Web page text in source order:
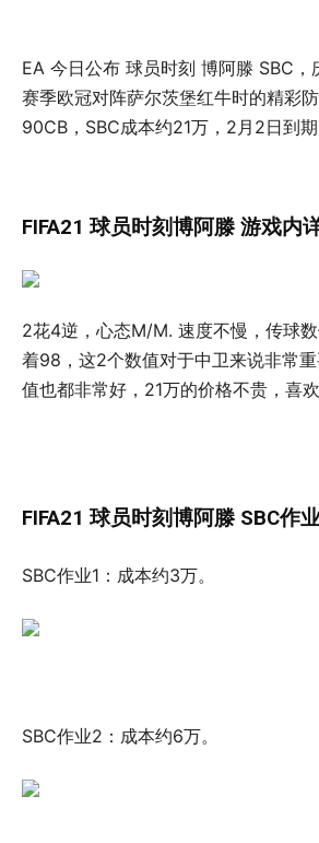
EA 今日公布 球员时刻 博阿滕 SBC
赛季欧冠对阵萨尔茨堡红牛时的精彩
90CB，SBC成本约21万，2月2日到期
FIFA21 球员时刻博阿滕 游戏内
2花4逆，心态M/M. 速度不慢，传球
着98，这2个数值对于中卫来说非常
值也都非常好，21万的价格不贵，喜
FIFA21 球员时刻博阿滕 SBC作
SBC作业1：成本约3万。
SBC作业2：成本约6万。